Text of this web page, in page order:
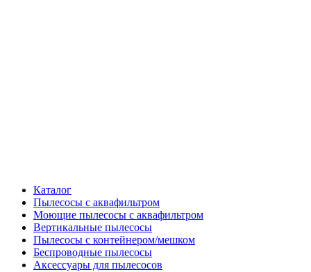
Каталог
Пылесосы с аквафильтром
Моющие пылесосы с аквафильтром
Вертикальные пылесосы
Пылесосы с контейнером/мешком
Беспроводные пылесосы
Аксессуары для пылесосов